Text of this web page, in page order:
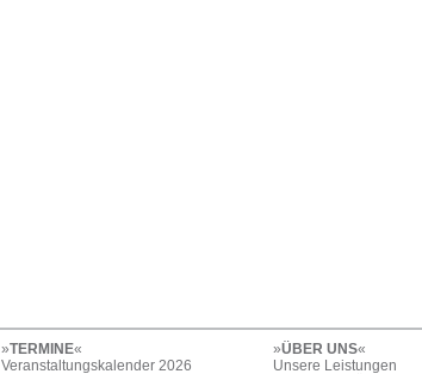
»TERMINE«
Veranstaltungskalender 2026
»ÜBER UNS«
Unsere Leistungen